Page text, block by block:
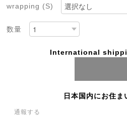
wrapping (S)
数量
International
日本国内にお住ま
通報する